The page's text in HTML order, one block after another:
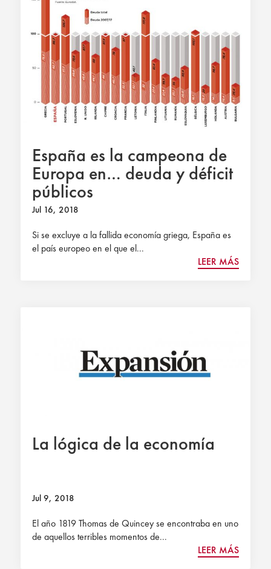
España es la campeona de
Europa en… deuda y déficit
públicos
Jul 16, 2018
Si se excluye a la fallida economía griega, España es
el país europeo en el que el...
LEER MÁS
La lógica de la economía
Jul 9, 2018
El año 1819 Thomas de Quincey se encontraba en uno
de aquellos terribles momentos de...
LEER MÁS